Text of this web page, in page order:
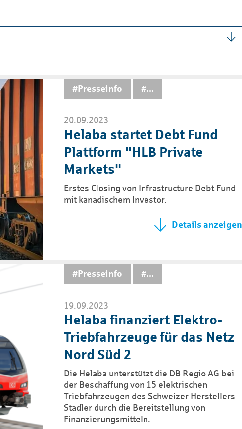
#Presseinfo ...
20.09.2023
Helaba startet Debt Fund
Plattform "HLB Private
Markets"
Erstes Closing von Infrastructure Debt Fund
mit kanadischem Investor.
Details anzeigen
#Presseinfo ...
19.09.2023
Helaba finanziert Elektro-
Triebfahrzeuge für das Netz
Nord Süd 2
Die Helaba unterstützt die DB Regio AG bei
der Beschaffung von 15 elektrischen
Triebfahrzeugen des Schweizer Herstellers
Stadler durch die Bereitstellung von
Finanzierungsmitteln.